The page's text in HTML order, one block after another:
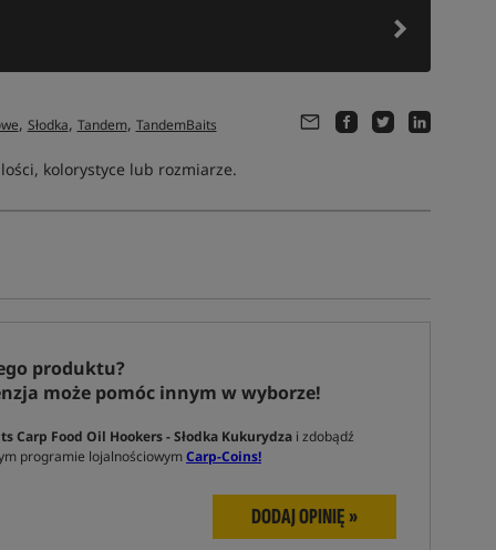
, Słodka, Tandem, TandemBaits
kolorystyce lub rozmiarze.
produktu?
może pomóc innym w wyborze!
Carp Food Oil Hookers - Słodka Kukurydza i zdobądź
programie lojalnościowymCarp-Coins!
DODAJ OPINIĘ »